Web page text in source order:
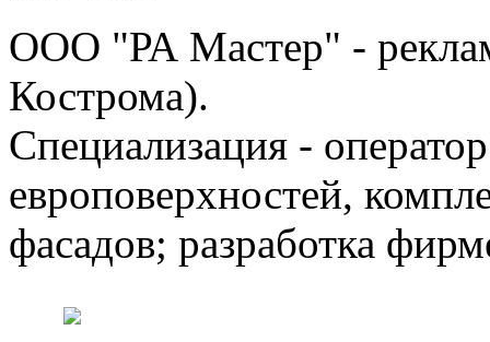
ООО "РА Мастер" -
Кострома).
Специализация -
европоверхностей,
фасадов; разработка